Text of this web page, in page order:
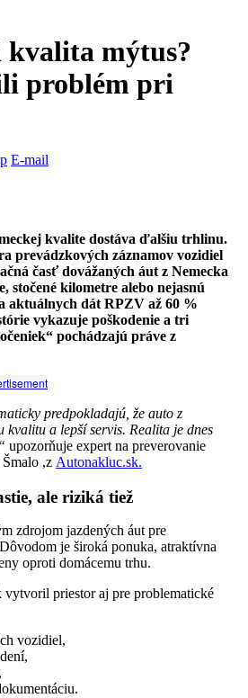
kvalita mýtus?
problém pri
E-mail
kvalite dostáva ďalšiu trhlinu.
prevádzkových záznamov vozidiel
časť dovážaných áut z Nemecka
stočené kilometre alebo nejasnú
aktuálnych dát RPZV až 60 %
vykazuje poškodenie a tri
pochádzajú práve z
predpokladajú, že auto z
kvalitu a lepší servis. Realita je dnes
upozorňuje expert na preverovanie
,z Autonakluc.sk.
ale riziká tiež
zdrojom jazdených áut pre
je široká ponuka, atraktívna
oproti domácemu trhu.
priestor aj pre problematické
vozidiel,